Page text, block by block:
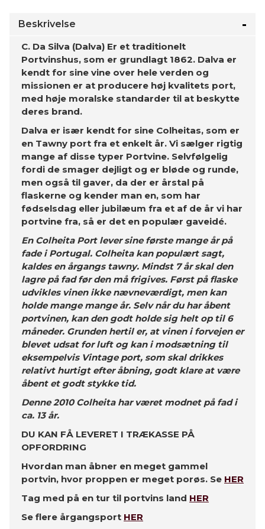
Beskrivelse
C. Da Silva (Dalva) Er et traditionelt
Portvinshus, som er grundlagt 1862. Dalva er
kendt for sine vine over hele verden og
missionen er at producere høj kvalitets port,
med høje moralske standarder til at beskytte
deres brand.
Dalva er især kendt for sine Colheitas, som er
en Tawny port fra et enkelt år. Vi sælger rigtig
mange af disse typer Portvine. Selvfølgelig
fordi de smager dejligt og er bløde og runde,
men også til gaver, da der er årstal på
flaskerne og kender man en, som har
fødselsdag eller jubilæum fra et af de år vi har
portvine fra, så er det en populær gaveidé.
En Colheita Port lever sine første mange år på
fade i Portugal. Colheita kan populært sagt,
kaldes en årgangs tawny. Mindst 7 år skal den
lagre på fad før den må frigives. Først på flaske
udvikles vinen ikke nævneværdigt, men kan
holde mange mange år. Selv når du har åbent
portvinen, kan den godt holde sig helt op til 6
måneder. Grunden hertil er, at vinen i forvejen er
blevet udsat for luft og kan i modsætning til
eksempelvis Vintage port, som skal drikkes
relativt hurtigt efter åbning, godt klare at være
åbent et godt stykke tid.
Denne 2010 Colheita har været modnet på fad i
ca. 13 år.
DU KAN FÅ LEVERET I TRÆKASSE PÅ
OPFORDRING
Hvordan man åbner en meget gammel
portvin, hvor proppen er meget porøs. Se HER
Tag med på en tur til portvins land HER
Se flere årgangsport HER